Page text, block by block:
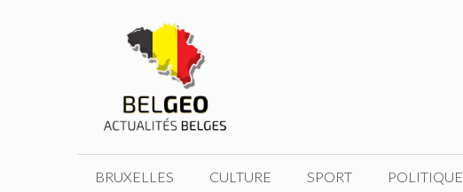
BRUXELLES CULTURE SPORT POLITIQUE